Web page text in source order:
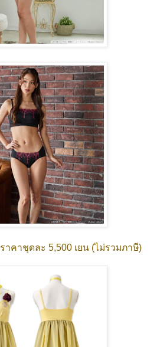
ราคาชุดละ 5,500 เยน (ไม่รวมภาษี)